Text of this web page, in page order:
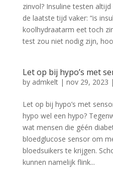
zinvol? Insuline testen
de laatste tijd vaker: “is
koolhydraatarm eet toch
test zou niet nodig zijn,
Let op bij hypo’s met
by admkelt| nov 29, 2023 |
Let op bij hypo’s met
hypo wel een hypo?
wat mensen die géén
bloedglucose sensor om
bloedsuikers te krijgen.
kunnen namelijk flink...